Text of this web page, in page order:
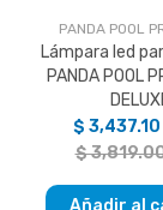
PANDA POOL
Lámpara led
PANDA POOL
$ 3,437.10
$
Añadir al